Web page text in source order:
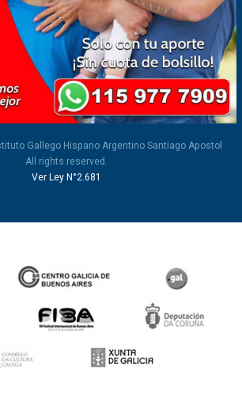
Gallego Hispano Argentino Santiago Apostol
All rights reserved.
Ver Ley N°2.681